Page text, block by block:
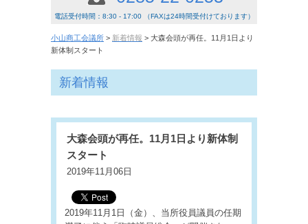
電話受付時間：8:30 - 17:00 （FAXは24時間受付けております）
小山商工会議所 > 新着情報 > 大森会頭が再任。11月1日より
新体制スタート
新着情報
大森会頭が再任。11月1日より新体制
スタート
2019年11月06日
2019年11月1日（金）、当所役員議員の任期